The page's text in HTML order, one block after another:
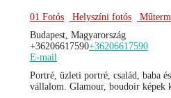
01 Fotós Helyszíni fotós
Budapest, Magyarország
+36206617590+36206617590
E-mail
Portré, üzleti portré, család, baba
vállalom. Glamour, boudoir képek